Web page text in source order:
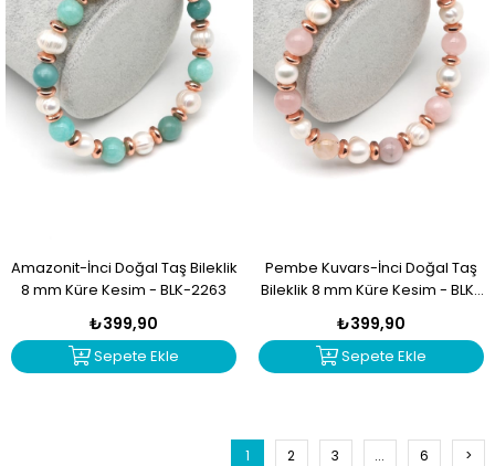
Amazonit-İnci Doğal Taş Bileklik
8 mm Küre Kesim - BLK-2263
₺399,90
Sepete Ekle
Pembe Kuvars-İnci Doğal Taş
Bileklik 8 mm Küre Kesim - BLK-
2262
₺399,90
Sepete Ekle
1 2 3 ... 6 >